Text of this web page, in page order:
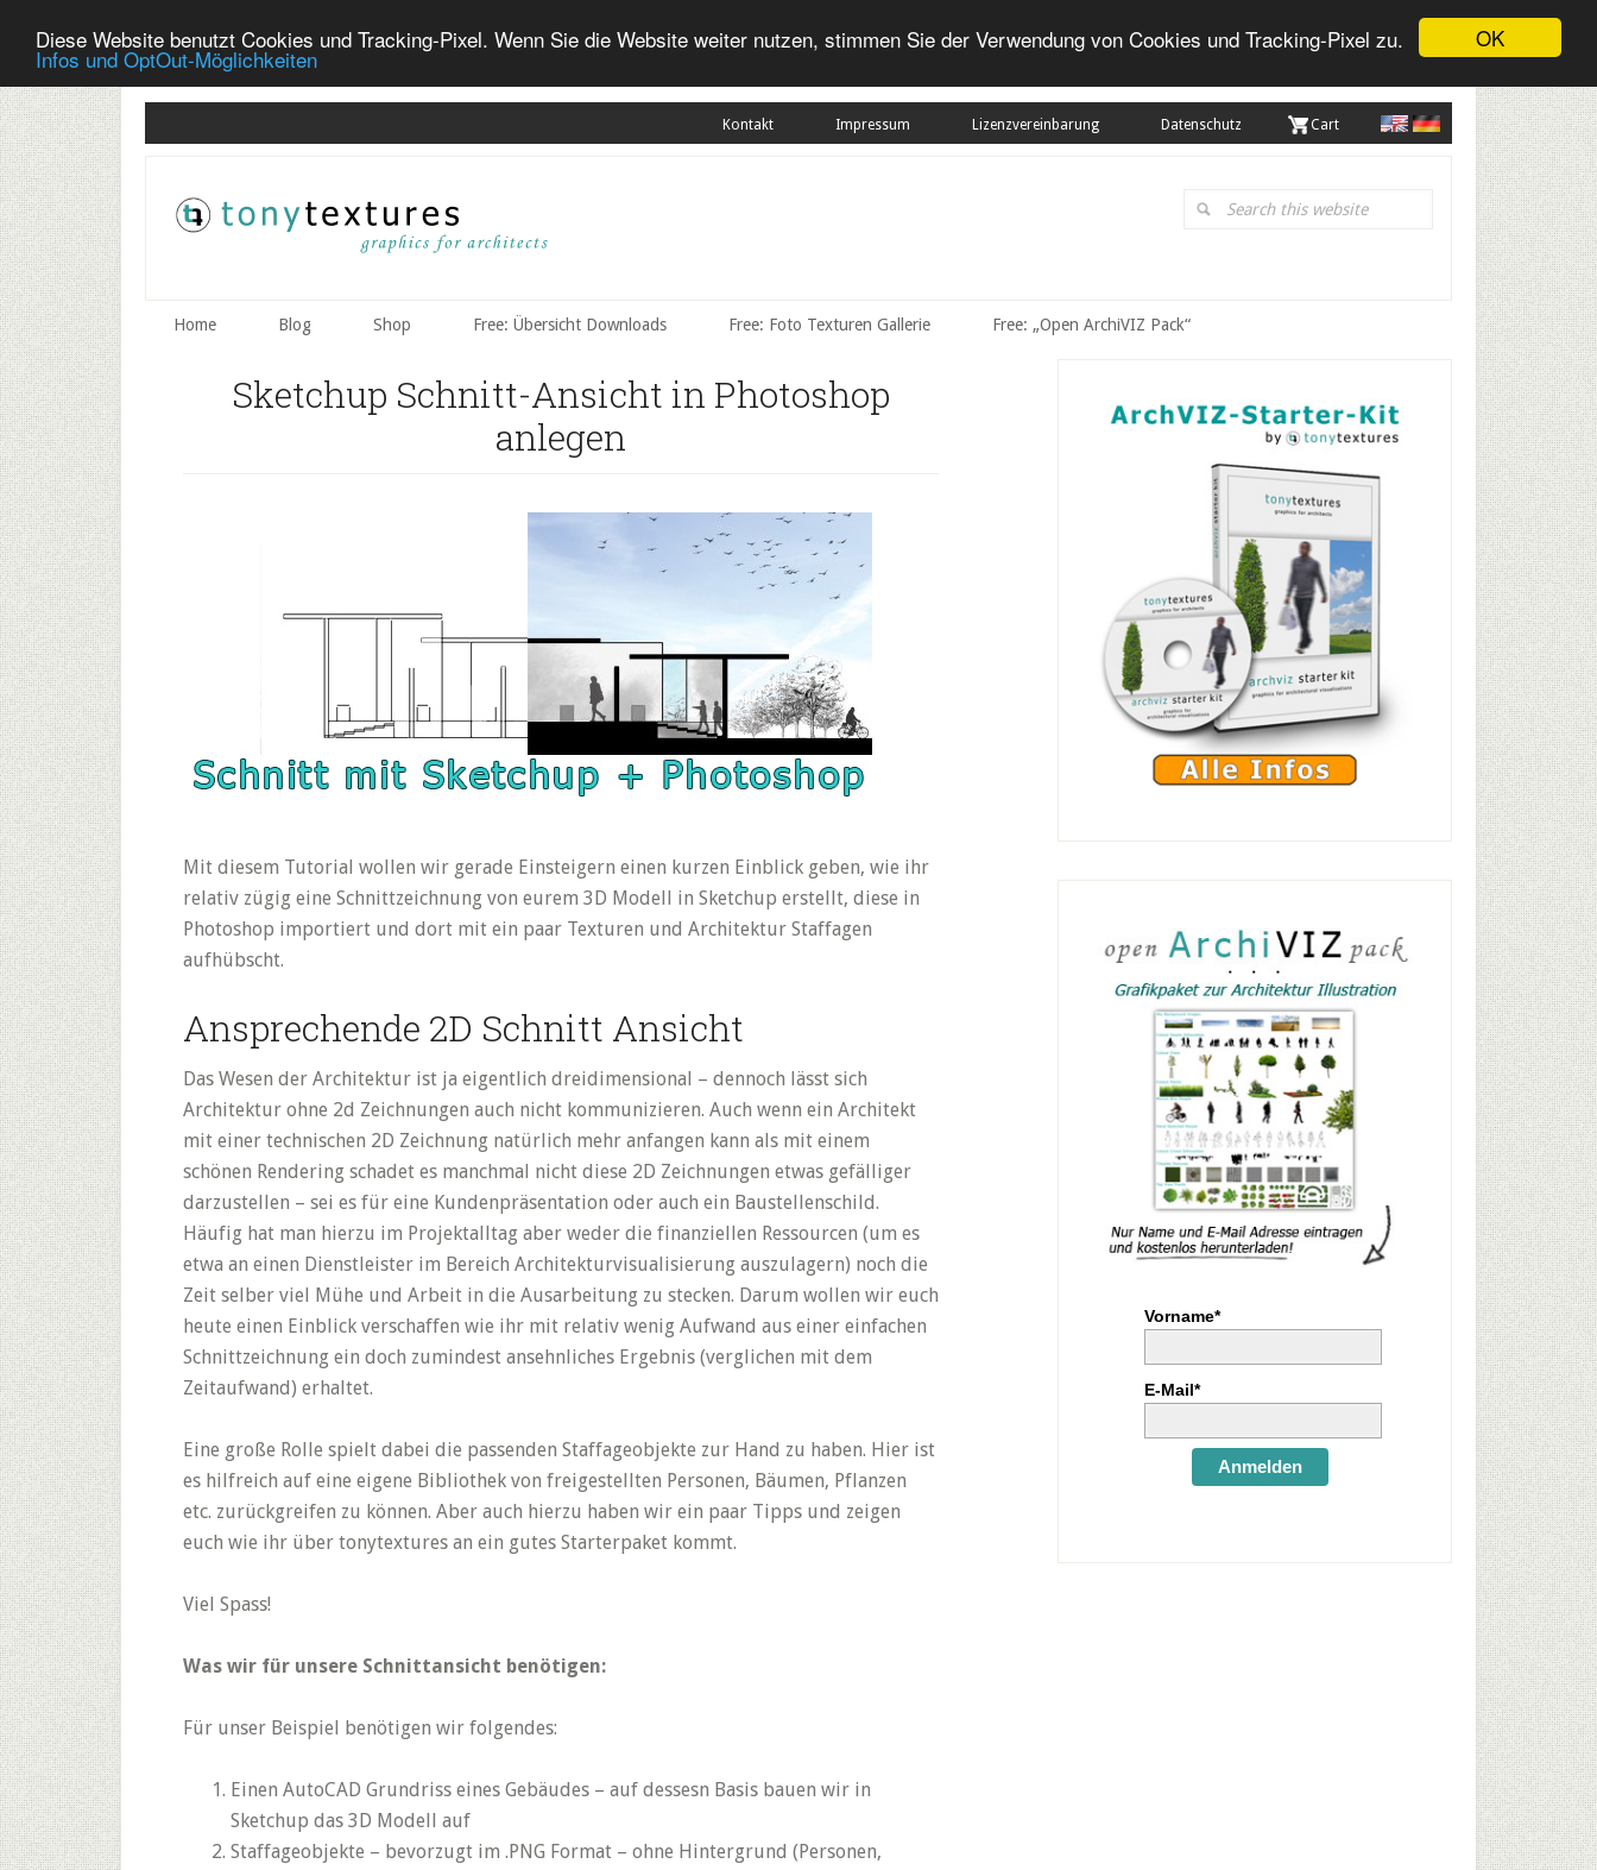
OK
Diese Website benutzt Cookies und Tracking-Pixel. Wenn Sie die Website weiter nutzen, stimmen Sie der Verwendung von Cookies und Tracking-Pixel zu.
Infos und OptOut-Möglichkeiten
Skip
to
secondary
menu
Skip
to
main
content
Skip
to
primary
sidebar
Kontakt Impressum Lizenzvereinbarung Datenschutz . Cart
Search
Home Blog Shop Free: Übersicht Downloads Free: Foto Texturen Gallerie Free: „Open ArchiVIZ Pack“
Sketchup Schnitt-Ansicht in Photoshop
anlegen
Mit diesem Tutorial wollen wir gerade Einsteigern einen kurzen Einblick geben, wie ihr
relativ zügig eine Schnittzeichnung von eurem 3D Modell in Sketchup erstellt, diese in
Photoshop importiert und dort mit ein paar Texturen und Architektur Staffagen
aufhübscht.
Ansprechende 2D Schnitt Ansicht
Das Wesen der Architektur ist ja eigentlich dreidimensional – dennoch lässt sich
Architektur ohne 2d Zeichnungen auch nicht kommunizieren. Auch wenn ein Architekt
mit einer technischen 2D Zeichnung natürlich mehr anfangen kann als mit einem
schönen Rendering schadet es manchmal nicht diese 2D Zeichnungen etwas gefälliger
darzustellen – sei es für eine Kundenpräsentation oder auch ein Baustellenschild.
Häufig hat man hierzu im Projektalltag aber weder die finanziellen Ressourcen (um es
etwa an einen Dienstleister im Bereich Architekturvisualisierung auszulagern) noch die
Zeit selber viel Mühe und Arbeit in die Ausarbeitung zu stecken. Darum wollen wir euch
heute einen Einblick verschaffen wie ihr mit relativ wenig Aufwand aus einer einfachen
Schnittzeichnung ein doch zumindest ansehnliches Ergebnis (verglichen mit dem
Zeitaufwand) erhaltet.
Eine große Rolle spielt dabei die passenden Staffageobjekte zur Hand zu haben. Hier ist
es hilfreich auf eine eigene Bibliothek von freigestellten Personen, Bäumen, Pflanzen
etc. zurückgreifen zu können. Aber auch hierzu haben wir ein paar Tipps und zeigen
euch wie ihr über tonytextures an ein gutes Starterpaket kommt.
Viel Spass!
Was wir für unsere Schnittansicht benötigen:
Für unser Beispiel benötigen wir folgendes:
Einen AutoCAD Grundriss eines Gebäudes – auf dessesn Basis bauen wir in
Sketchup das 3D Modell auf
Staffageobjekte – bevorzugt im .PNG Format – ohne Hintergrund (Personen,
Sidebar
Vorname*
E-Mail*
Anmelden